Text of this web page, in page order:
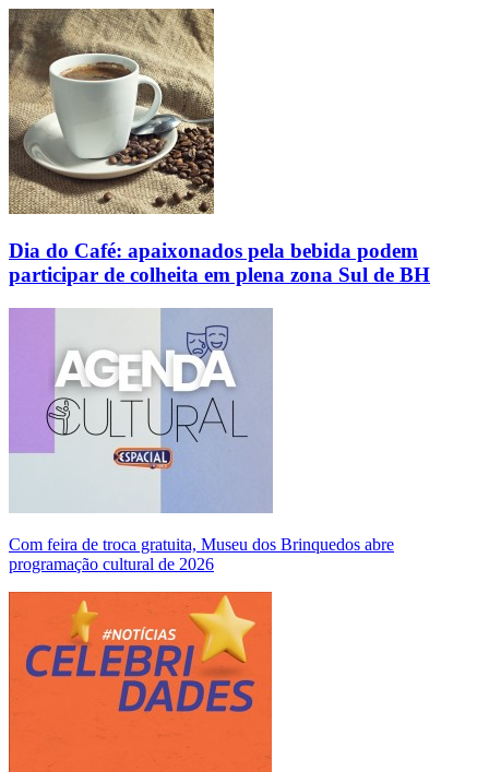
Dia do Café: apaixonados pela bebida podem
participar de colheita em plena zona Sul de BH
Com feira de troca gratuita, Museu dos Brinquedos abre
programação cultural de 2026